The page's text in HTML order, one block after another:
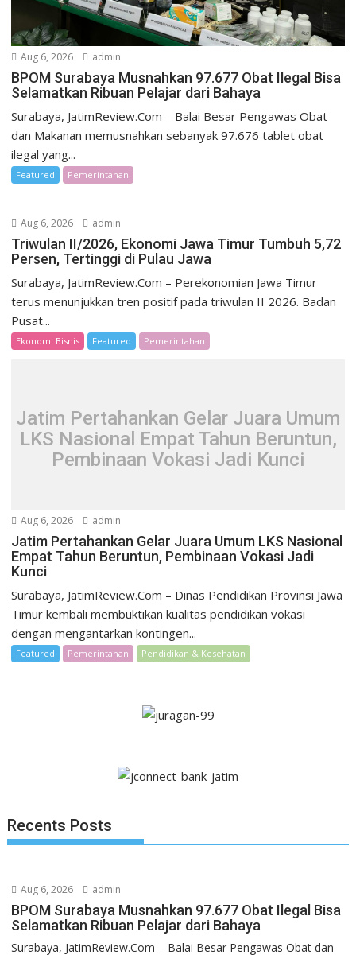
Aug 6, 2026 admin
BPOM Surabaya Musnahkan 97.677 Obat Ilegal Bisa
Selamatkan Ribuan Pelajar dari Bahaya
Surabaya, JatimReview.Com – Balai Besar Pengawas Obat
dan Makanan memusnahkan sebanyak 97.676 tablet obat
ilegal yang...
Featured Pemerintahan
Aug 6, 2026 admin
Triwulan II/2026, Ekonomi Jawa Timur Tumbuh 5,72
Persen, Tertinggi di Pulau Jawa
Surabaya, JatimReview.Com – Perekonomian Jawa Timur
terus menunjukkan tren positif pada triwulan II 2026. Badan
Pusat...
Ekonomi Bisnis Featured Pemerintahan
Jatim Pertahankan Gelar Juara Umum
LKS Nasional Empat Tahun Beruntun,
Pembinaan Vokasi Jadi Kunci
Aug 6, 2026 admin
Jatim Pertahankan Gelar Juara Umum LKS Nasional
Empat Tahun Beruntun, Pembinaan Vokasi Jadi
Kunci
Surabaya, JatimReview.Com – Dinas Pendidikan Provinsi Jawa
Timur kembali membuktikan kualitas pendidikan vokasi
dengan mengantarkan kontingen...
Featured Pemerintahan Pendidikan & Kesehatan
Recents Posts
Aug 6, 2026 admin
BPOM Surabaya Musnahkan 97.677 Obat Ilegal Bisa
Selamatkan Ribuan Pelajar dari Bahaya
Surabaya, JatimReview.Com – Balai Besar Pengawas Obat dan